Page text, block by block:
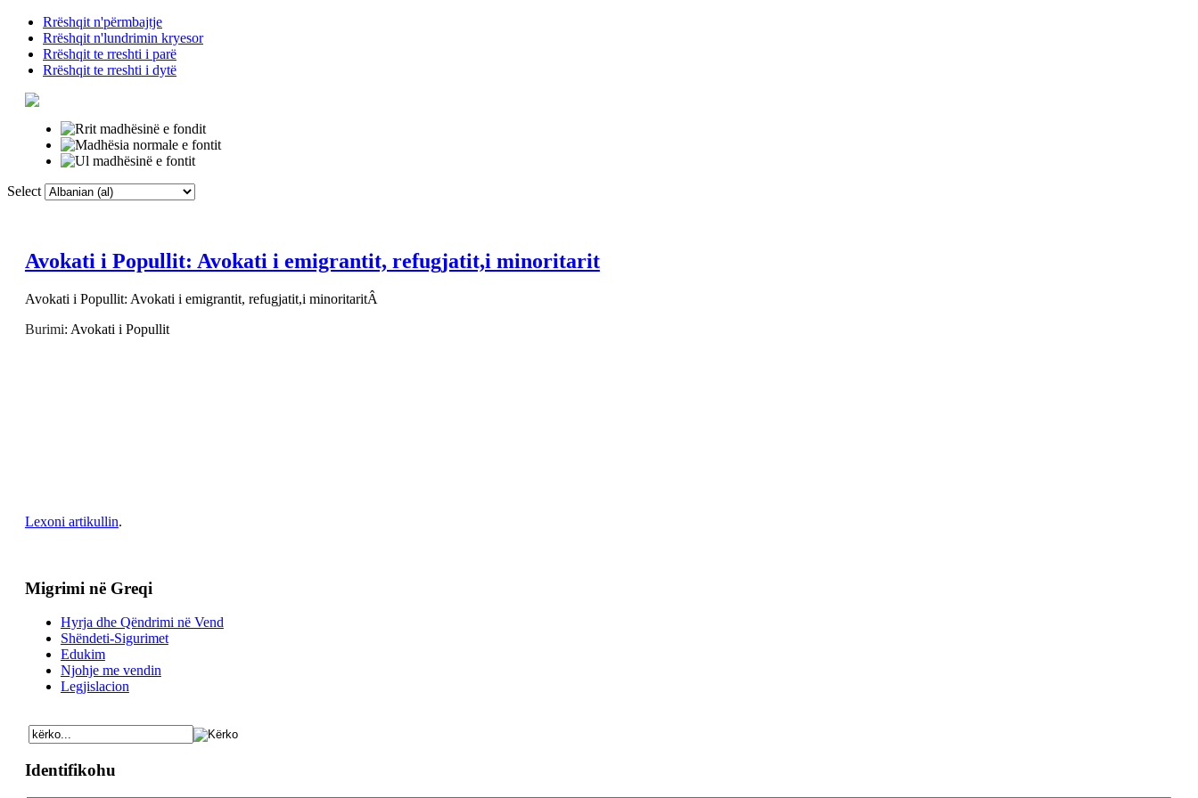
Rrëshqit n'përmbajtje
Rrëshqit n'lundrimin kryesor
Rrëshqit te rreshti i parë
Rrëshqit te rreshti i dytë
Select
Avokati i Popullit: Avokati i emigrantit, refugjatit,i minoritarit
Avokati i Popullit: Avokati i emigrantit, refugjatit,i minoritaritÂ
Burimi: Avokati i Popullit
Lexoni artikullin.
Migrimi në Greqi
Hyrja dhe Qëndrimi në Vend
Shëndeti-Sigurimet
Edukim
Njohje me vendin
Legjislacion
Identifikohu